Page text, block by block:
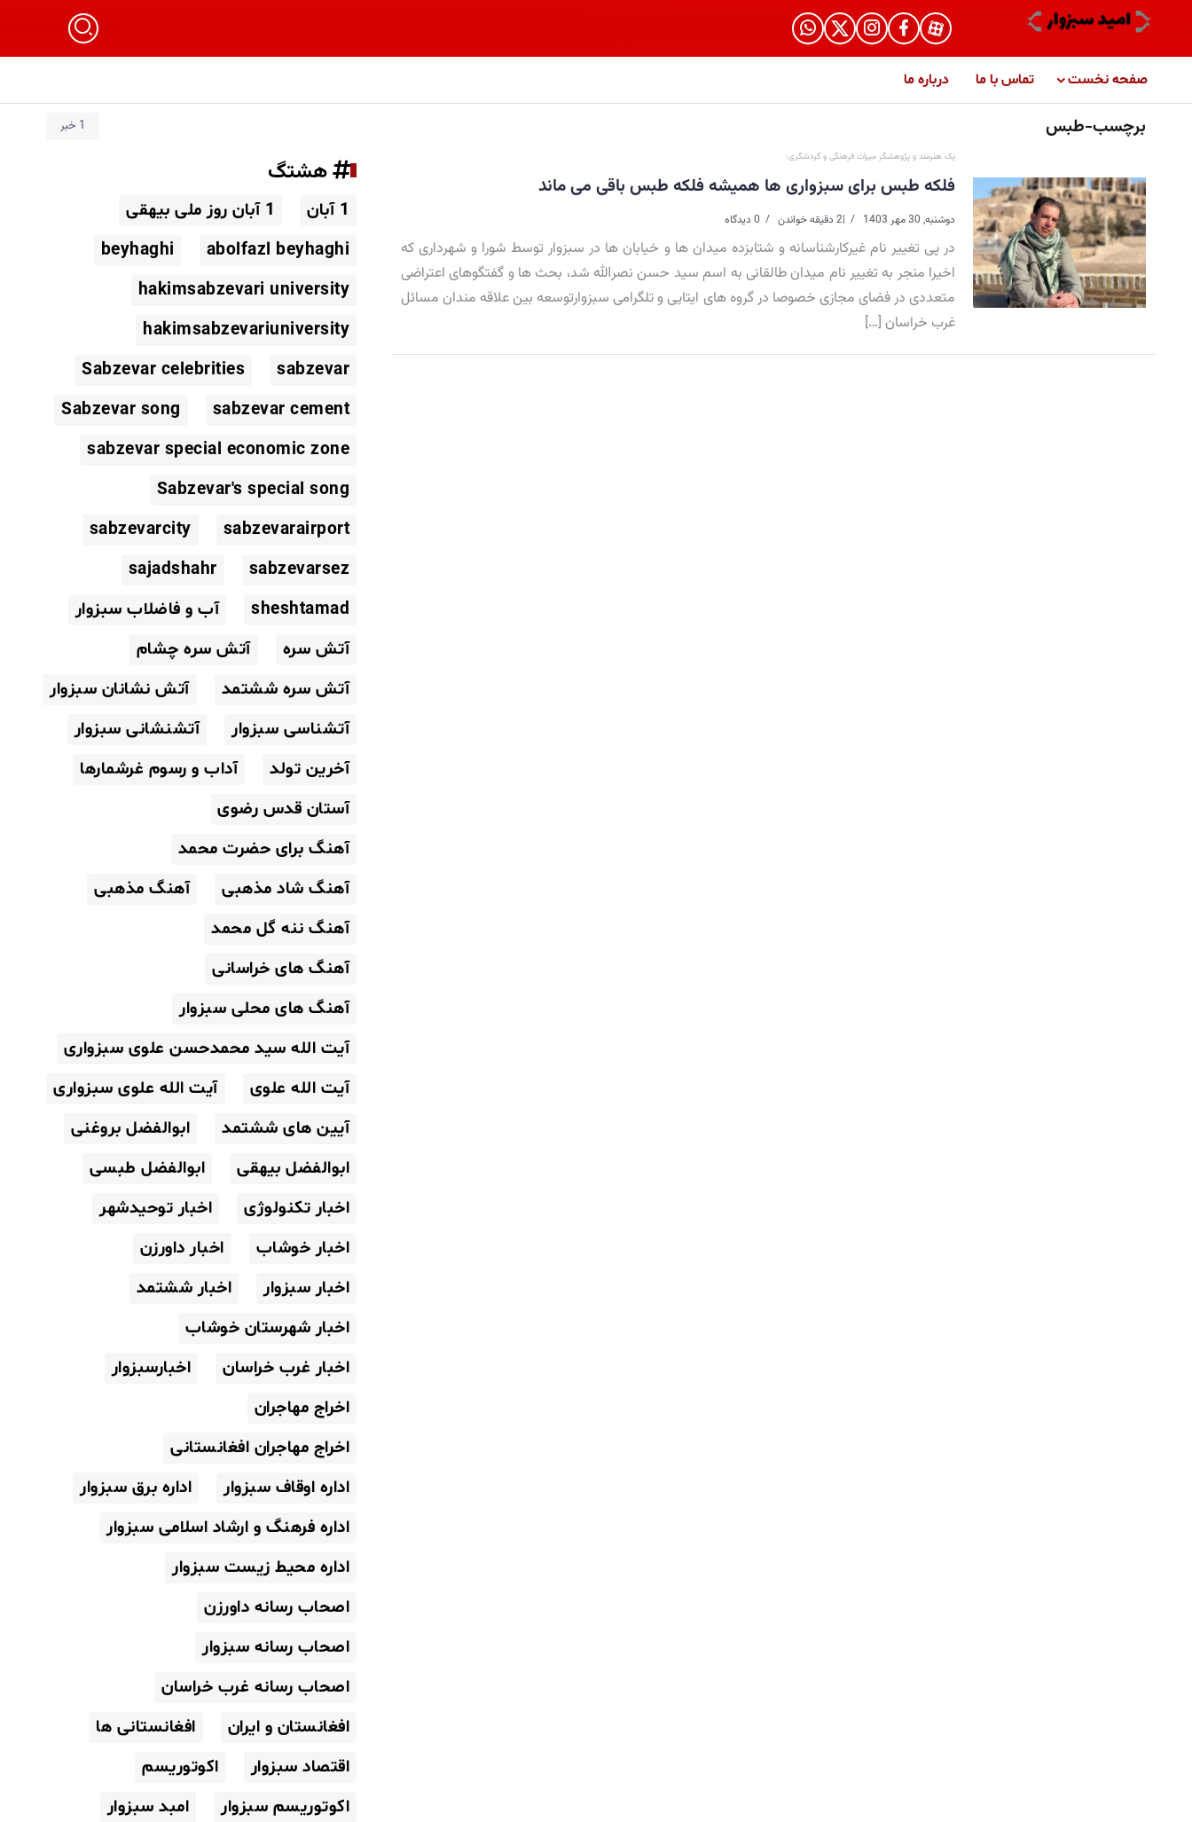
صفحه نخست تماس با ما درباره ما
برچسب-طبس 1 خبر
یک هنرمند و پژوهشگر میراث فرهنگی و گردشگری:
فلکه طبس برای سبزواری ها همیشه فلکه طبس باقی می ماند
دوشنبه, 30 مهر 1403 |2 دقیقه خواندن 0 دیدگاه
در پی تغییر نام غیرکارشناسانه و شتابزده میدان ها و خیابان ها در سبزوار توسط شورا و شهرداری که
اخیرا منجر به تغییر نام میدان طالقانی به اسم سید حسن نصرالله شد، بحث ها و گفتگوهای اعتراضی
متعددی در فضای مجازی خصوصا در گروه های ایتایی و تلگرامی سبزوارتوسعه بین علاقه مندان مسائل
غرب خراسان […]
هشتگ
1 آبان
1 آبان روز ملی بیهقی
abolfazl beyhaghi
beyhaghi
hakimsabzevari university
hakimsabzevariuniversity
sabzevar
Sabzevar celebrities
sabzevar cement
Sabzevar song
sabzevar special economic zone
Sabzevar's special song
sabzevarairport
sabzevarcity
sabzevarsez
sajadshahr
sheshtamad
آب و فاضلاب سبزوار
آتش سره
آتش سره چشام
آتش سره ششتمد
آتش نشانان سبزوار
آتشناسی سبزوار
آتشنشانی سبزوار
آخرین تولد
آداب و رسوم غرشمارها
آستان قدس رضوی
آهنگ برای حضرت محمد
آهنگ شاد مذهبی
آهنگ مذهبی
آهنگ ننه گل محمد
آهنگ های خراسانی
آهنگ های محلی سبزوار
آیت الله سید محمدحسن علوی سبزواری
آیت الله علوی
آیت الله علوی سبزواری
آیین های ششتمد
ابوالفضل بروغنی
ابوالفضل بیهقی
ابوالفضل طبسی
اخبار تکنولوژی
اخبار توحیدشهر
اخبار خوشاب
اخبار داورزن
اخبار سبزوار
اخبار ششتمد
اخبار شهرستان خوشاب
اخبار غرب خراسان
اخبارسبزوار
اخراج مهاجران
اخراج مهاجران افغانستانی
اداره اوقاف سبزوار
اداره برق سبزوار
اداره فرهنگ و ارشاد اسلامی سبزوار
اداره محیط زیست سبزوار
اصحاب رسانه داورزن
اصحاب رسانه سبزوار
اصحاب رسانه غرب خراسان
افغانستان و ایران
افغانستانی ها
اقتصاد سبزوار
اکوتوریسم
اکوتوریسم سبزوار
امبد سبزوار